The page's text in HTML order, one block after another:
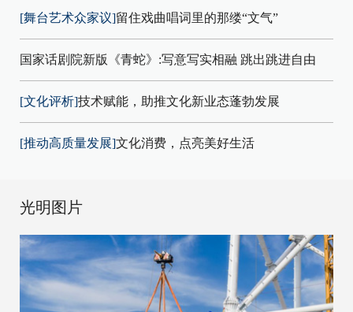
[舞台艺术众家议]留住戏曲唱词里的那缕“文气”
国家话剧院新版《青蛇》:写意写实相融 跳出跳进自由
[文化评析]技术赋能，助推文化新业态蓬勃发展
[推动高质量发展]文化消费，点亮美好生活
光明图片